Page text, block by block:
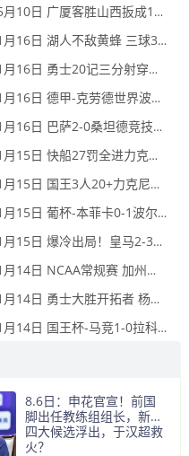
2026年05月10日 广厦客胜山西扳成1-1 胡金秋17+11 迪亚洛关键上篮不中
2026年01月16日 湖人不敌黄蜂 三球30+11&9记三分 东契奇39分 詹姆斯29+9+6
2026年01月16日 勇士20记三分射穿尼克斯！库里27+7 巴特勒32+8 穆迪三分9中7
2026年01月16日 德甲-克劳德世界波柳比西奇绝平 十人柏林联合1-1奥格斯堡
2026年01月16日 巴萨2-0桑坦德竞技晋级国王杯八强 费兰单刀球破门亚马尔建功
2026年01月15日 快船27罚全进力克奇才迎来4连胜 哈登22+5+8 伦纳德33分4断
2026年01月15日 国王3人20+力克尼克斯 德罗赞里程碑 威少11助 布伦森伤退
2026年01月15日 葡杯-本菲卡0-1波尔图止步八强 贝德纳雷克制胜帕夫利季斯失良机
2026年01月15日 爆冷出局！皇马2-3遭西乙队阿尔瓦塞特补时绝杀 无缘国王杯8强
2026年01月14日 NCAA常规赛 加州圣玛丽大学 82 - 68 旧金山大学 全场集锦
2026年01月14日 勇士大胜开拓者 杨瀚森3分2板 巴特勒16+6+5 库里9中2送11助
2026年01月14日 国王杯-马竞1-0拉科鲁尼亚 格列兹曼十分角任意球破门+远射中横梁
8.6日：申花官宣！前国
脚出任教练组组长，新帅
四大候选浮出，于汉超救
火？